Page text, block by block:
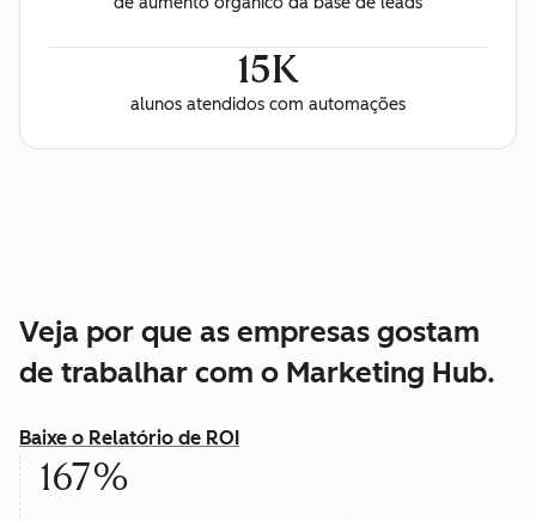
15K
alunos atendidos com automações
Veja por que as empresas gostam
de trabalhar com o Marketing Hub.
Baixe o Relatório de ROI
167%